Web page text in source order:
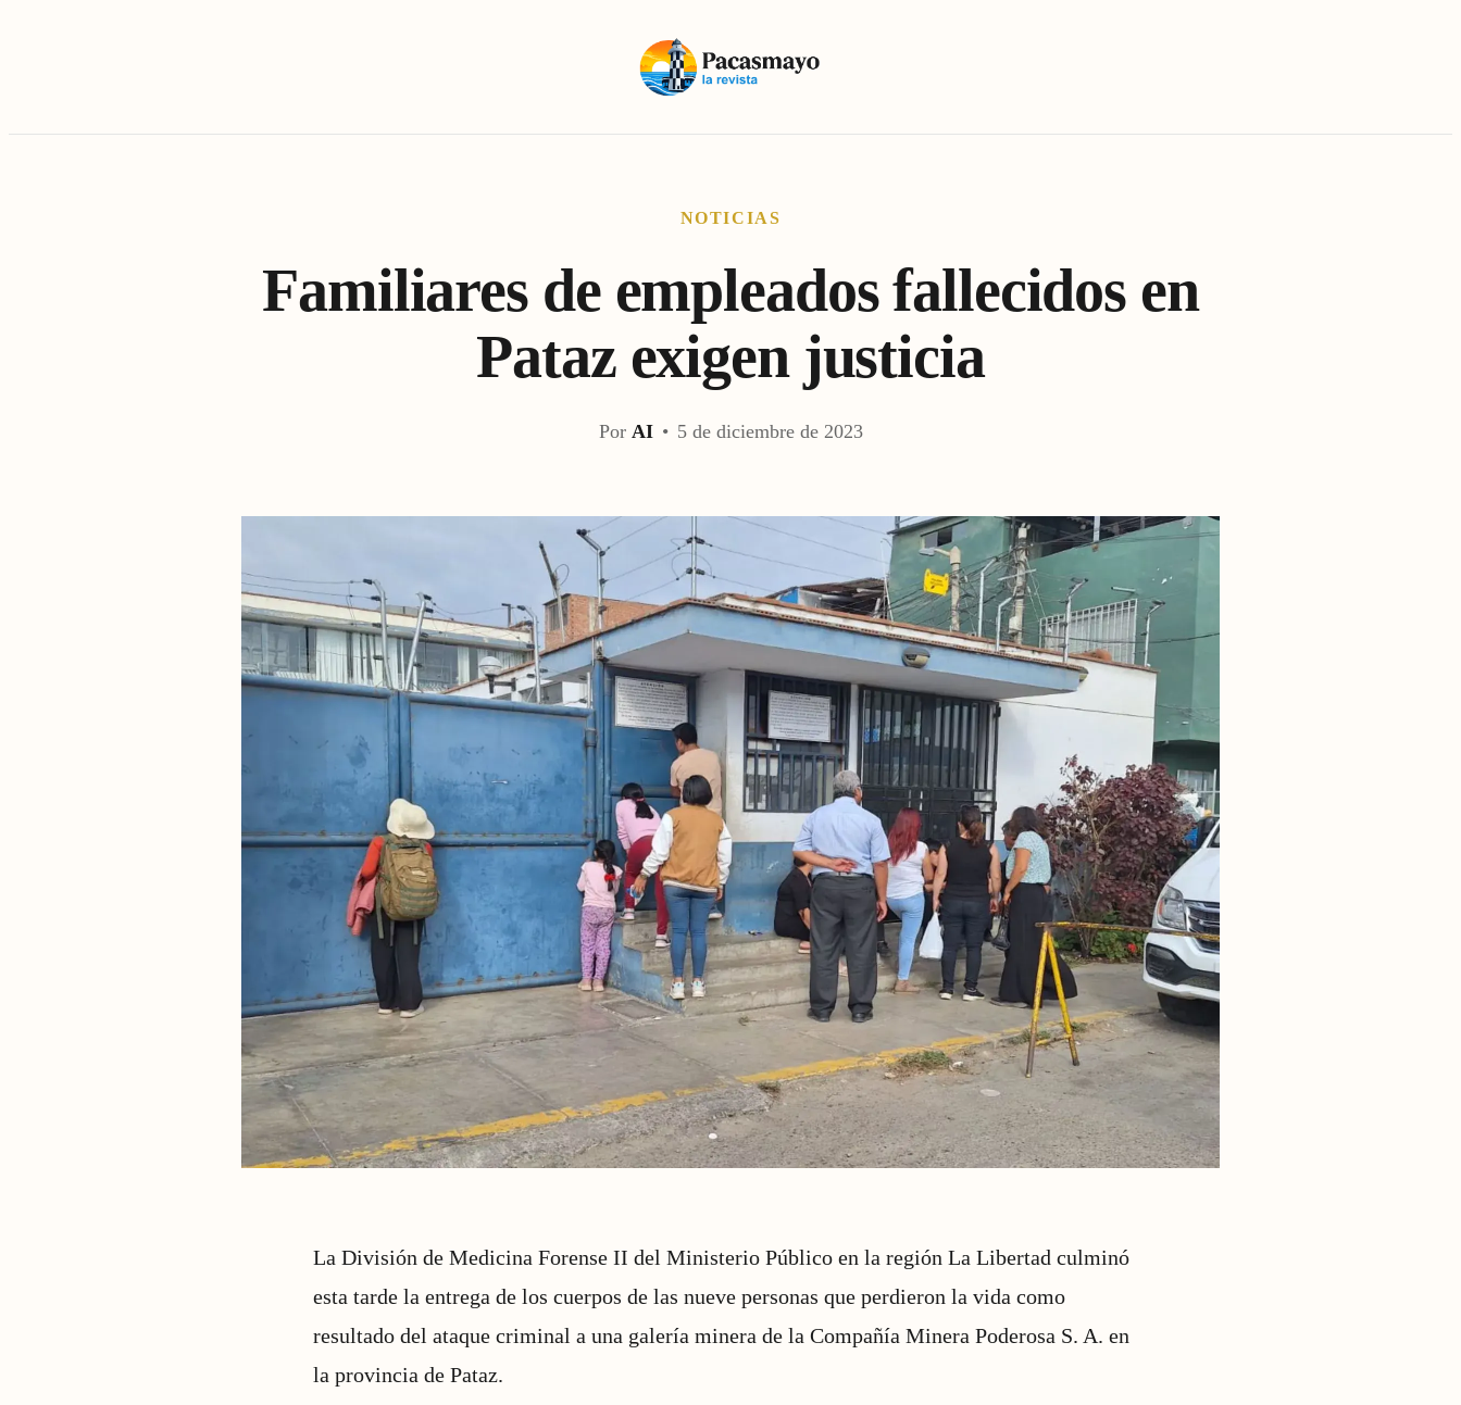
NOTICIAS
Familiares de empleados fallecidos en
Pataz exigen justicia
Por AI • 5 de diciembre de 2023
La División de Medicina Forense II del Ministerio Público en la región La Libertad culminó
esta tarde la entrega de los cuerpos de las nueve personas que perdieron la vida como
resultado del ataque criminal a una galería minera de la Compañía Minera Poderosa S. A. en
la provincia de Pataz.